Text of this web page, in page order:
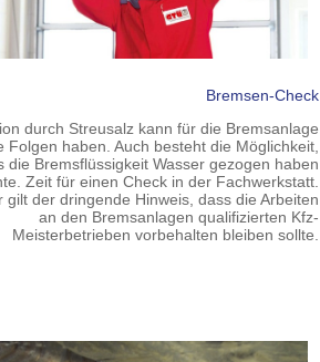
Bremsen-Check
durch Streusalz kann für die Bremsanlage
Folgen haben. Auch besteht die Möglichkeit,
die Bremsflüssigkeit Wasser gezogen haben
Zeit für einen Check in der Fachwerkstatt.
gilt der dringende Hinweis, dass die Arbeiten
an den Bremsanlagen qualifizierten Kfz-
Meisterbetrieben vorbehalten bleiben sollte.